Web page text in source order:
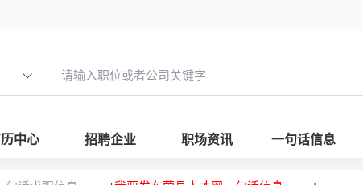
中心 招聘企业 职场资讯 一句话信息